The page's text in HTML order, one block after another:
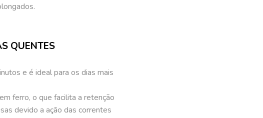
QUENTES
e é ideal para os dias mais
ferro, o que facilita a retenção
devido a ação das correntes